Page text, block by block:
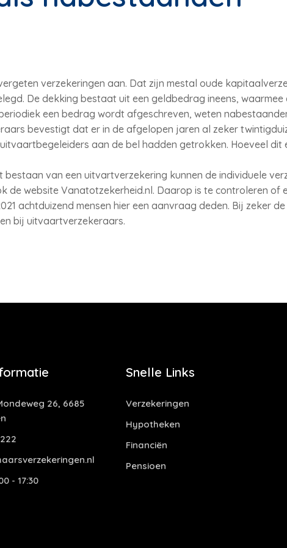
verzekeringen aan. Dat zijn mestal oude
De dekking bestaat uit een geldbedrag ineens,
een bedrag wordt afgeschreven, weten
bevestigt dat er in de afgelopen jaren al zeker
aan de bel hadden getrokken. Hoeveel dit
van een uitvartverzekering kunnen de individuele
de website Vanatotzekerheid.nl. Daarop is te controleren of
achtduizend mensen hier een aanvraag deden. Bij zeker
bij uitvaartverzekeraars.
26, 6685
- 17:30
Snelle Links
Verzekeringen
Hypotheken
Financiën
Pensioen